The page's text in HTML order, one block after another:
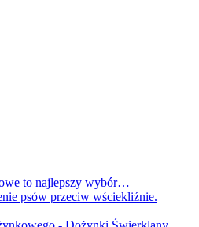
to najlepszy wybór…
psów przeciw wściekliźnie.